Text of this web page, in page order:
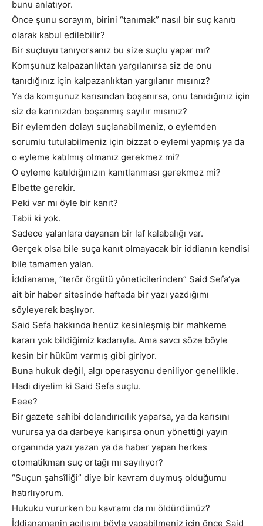
bunu anlatıyor.
Önce şunu sorayım, birini “tanımak” nasıl bir suç kanıtı
olarak kabul edilebilir?
Bir suçluyu tanıyorsanız bu size suçlu yapar mı?
Komşunuz kalpazanlıktan yargılanırsa siz de onu
tanıdığınız için kalpazanlıktan yargılanır mısınız?
Ya da komşunuz karısından boşanırsa, onu tanıdığınız için
siz de karınızdan boşanmış sayılır mısınız?
Bir eylemden dolayı suçlanabilmeniz, o eylemden
sorumlu tutulabilmeniz için bizzat o eylemi yapmış ya da
o eyleme katılmış olmanız gerekmez mi?
O eyleme katıldığınızın kanıtlanması gerekmez mi?
Elbette gerekir.
Peki var mı öyle bir kanıt?
Tabii ki yok.
Sadece yalanlara dayanan bir laf kalabalığı var.
Gerçek olsa bile suça kanıt olmayacak bir iddianın kendisi
bile tamamen yalan.
İddianame, “terör örgütü yöneticilerinden” Said Sefa’ya
ait bir haber sitesinde haftada bir yazı yazdığımı
söyleyerek başlıyor.
Said Sefa hakkında henüz kesinleşmiş bir mahkeme
kararı yok bildiğimiz kadarıyla. Ama savcı söze böyle
kesin bir hüküm varmış gibi giriyor.
Buna hukuk değil, algı operasyonu deniliyor genellikle.
Hadi diyelim ki Said Sefa suçlu.
Eeee?
Bir gazete sahibi dolandırıcılık yaparsa, ya da karısını
vurursa ya da darbeye karışırsa onun yönettiği yayın
organında yazı yazan ya da haber yapan herkes
otomatikman suç ortağı mı sayılıyor?
“Suçun şahsîliği” diye bir kavram duymuş olduğumu
hatırlıyorum.
Hukuku vururken bu kavramı da mı öldürdünüz?
İddianamenin açılışını böyle yapabilmeniz için önce Said